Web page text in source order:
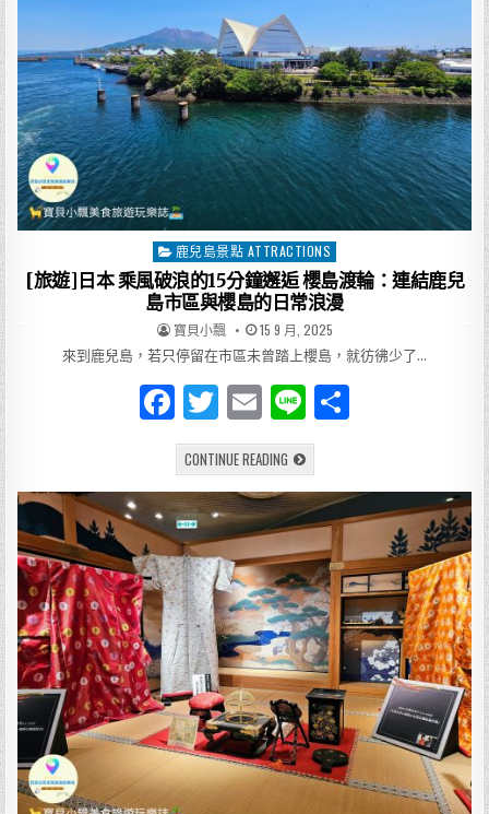
k
半
日
遊
漫
步
櫻
島，
感
受
大
自
然
的
Posted
in
鹿兒島景點 ATTRACTIONS
[旅遊]日本 乘風破浪的15分鐘邂逅 櫻島渡輪：連結鹿兒
島市區與櫻島的日常浪漫
AUTHOR:
寶貝小飄 PUBLISHED
DATE:
15 9 月, 2025
來到鹿兒島，若只停留在市區未曾踏上櫻島，就彷彿少了…
F
a
c
e
b
o
o
k
T
w
it
te
r
E
m
ai
l
Li
n
e
CONTINUE READING[旅
遊]
本
乘
風
破
浪
的
15
分
鐘
邂
逅
櫻
島
渡
輪：
連
結
鹿
兒
島
市